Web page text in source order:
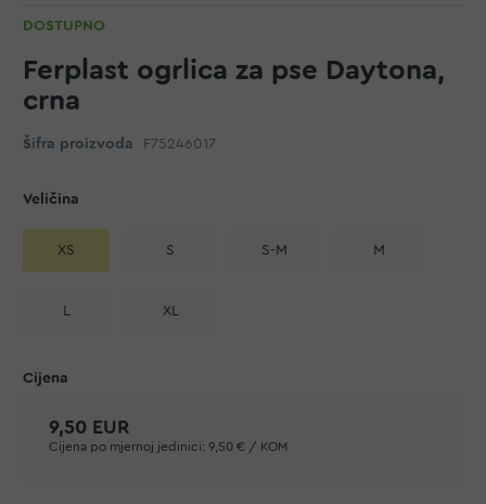
DOSTUPNO
Ferplast ogrlica za pse Daytona,
crna
Šifra proizvoda F75246017
Veličina
XS S S-M M
L XL
9,50 EUR
Cijena po mjernoj jedinici: 9,50 € / KOM